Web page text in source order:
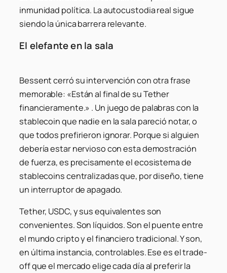
inmunidad política. La autocustodia real sigue
siendo la única barrera relevante.
El elefante en la sala
Bessent cerró su intervención con otra frase
memorable: «Están al final de su Tether
financieramente.» . Un juego de palabras con la
stablecoin que nadie en la sala pareció notar, o
que todos prefirieron ignorar. Porque si alguien
debería estar nervioso con esta demostración
de fuerza, es precisamente el ecosistema de
stablecoins centralizadas que, por diseño, tiene
un interruptor de apagado.
Tether, USDC, y sus equivalentes son
convenientes. Son líquidos. Son el puente entre
el mundo cripto y el financiero tradicional. Y son,
en última instancia, controlables. Ese es el trade-
off que el mercado elige cada día al preferir la